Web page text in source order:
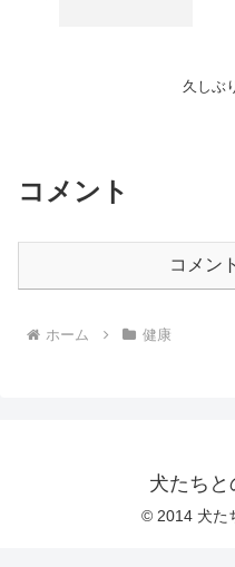
久しぶ
コメント
コメン
ホーム 健康
犬たちと
© 2014 犬た